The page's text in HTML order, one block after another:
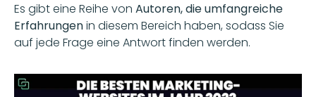
Es gibt eine Reihe von Autoren, die umfangreiche
Erfahrungen in diesem Bereich haben, sodass Sie
auf jede Frage eine Antwort finden werden.